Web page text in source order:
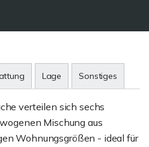
Lage Sonstiges
verteilen sich sechs
Mischung aus
Wohnungsgrößen - ideal für